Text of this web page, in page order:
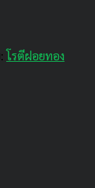
:โรตีฝอยทอง